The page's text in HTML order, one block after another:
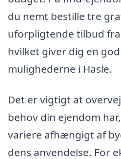
du nemt bestille tre
uforpligtende tilbud
hvilket giver dig en
mulighederne i Hasle.
Det er vigtigt at
behov din ejendom
variere afhængigt af
dens anvendelse. For